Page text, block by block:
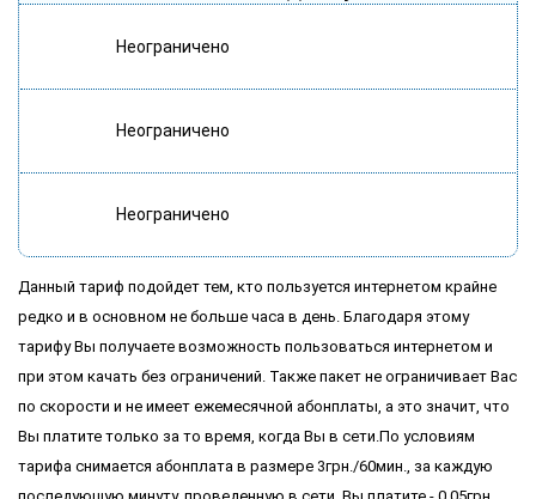
Неограничено
Неограничено
Неограничено
Данный тариф подойдет тем, кто пользуется интернетом крайне
редко и в основном не больше часа в день. Благодаря этому
тарифу Вы получаете возможность пользоваться интернетом и
при этом качать без ограничений. Также пакет не ограничивает Вас
по скорости и не имеет ежемесячной абонплаты, а это значит, что
Вы платите только за то время, когда Вы в сети.По условиям
тарифа снимается абонплата в размере 3грн./60мин., за каждую